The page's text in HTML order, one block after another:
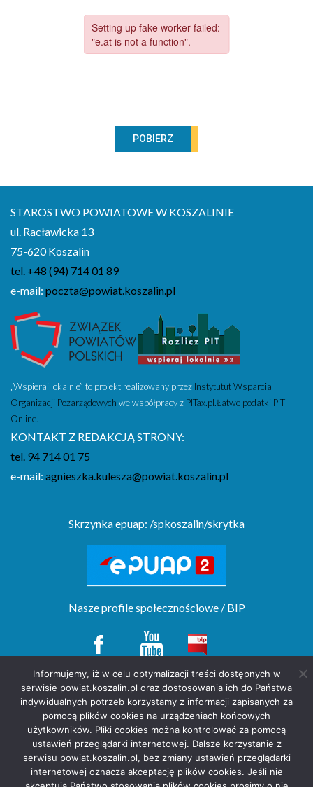
POBIERZ
2009
2008
2006
2004
2003
2001
STAROSTWO POWIATOWE W KOSZALINIE
ul. Racławicka 13
75-620 Koszalin
tel. +48 (94) 714 01 89
e-mail: poczta@powiat.koszalin.pl
„Wspieraj lokalnie” to projekt realizowany przez Instytutut Wsparcia
Organizacji Pozarządowych we współpracy z PITax.pl.Łatwe podatki PIT
Online.
KONTAKT Z REDAKCJĄ STRONY:
tel. 94 714 01 75
e-mail: agnieszka.kulesza@powiat.koszalin.pl
Skrzynka epuap: /spkoszalin/skrytka
Nasze profile społecznościowe / BIP
Copyright(c) by Starostwo Powiatowe w Koszalinie. All rights reserved.
projekt stronyPOZitive.pl
Deklaracja dostępności
Polityka prywatności
Informujemy, iż w celu optymalizacji treści dostępnych w
serwisie powiat.koszalin.pl oraz dostosowania ich do Państwa
indywidualnych potrzeb korzystamy z informacji zapisanych za
pomocą plików cookies na urządzeniach końcowych
użytkowników. Pliki cookies można kontrolować za pomocą
ustawień przeglądarki internetowej. Dalsze korzystanie z
serwisu powiat.koszalin.pl, bez zmiany ustawień przeglądarki
internetowej oznacza akceptację plików cookies. Jeśli nie